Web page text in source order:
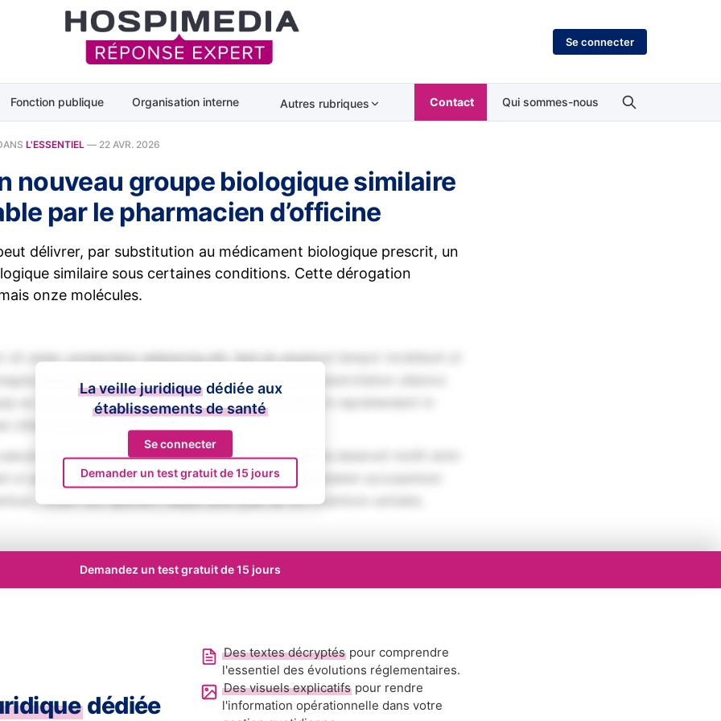
Se connecter
Fonction publique Organisation interne Autres rubriques Contact Qui sommes-nous
L'ESSENTIEL — 22 AVR. 2026
nouveau groupe biologique similaire
par le pharmacien d’officine
délivrer, par substitution au médicament biologique prescrit, un
similaire sous certaines conditions. Cette dérogation
onze molécules.
sit amet, consectetur adipiscing elit. Sed do eiusmod tempor incididunt ut
aliqua. Ut enim ad minim veniam, quis nostrud exercitation ullamco
ex ea commodo consequat. Duis aute irure dolor in reprehenderit in
cupidatat non proident, sunt in culpa qui officia deserunt mollit anim
ut perspiciatis unde omnis iste natus error sit voluptatem accusantium
totam rem aperiam, eaque ipsa quae ab illo inventore veritatis.
La veille juridique dédiée aux
établissements de santé
Se connecter
Demander un test gratuit de 15 jours
Demandez un test gratuit de 15 jours
dédiée
Des textes décryptés pour comprendre
l'essentiel des évolutions réglementaires.
Des visuels explicatifs pour rendre
l'information opérationnelle dans votre